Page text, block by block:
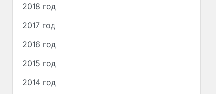
2018 год
2017 год
2016 год
2015 год
2014 год